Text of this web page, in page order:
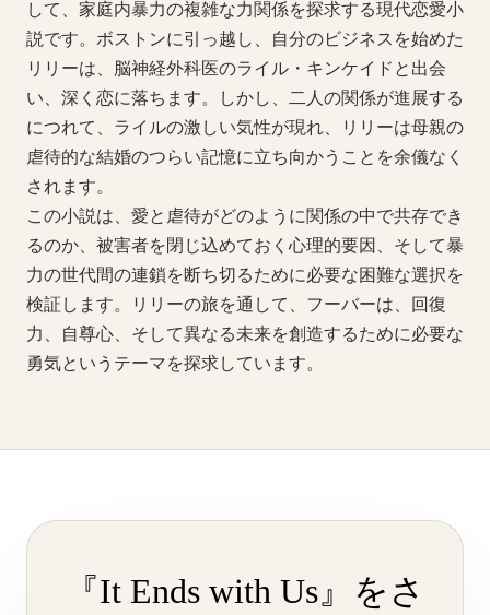
して、家庭内暴力の複雑な力関係を探求する現代恋愛小
説です。ボストンに引っ越し、自分のビジネスを始めた
リリーは、脳神経外科医のライル・キンケイドと出会
い、深く恋に落ちます。しかし、二人の関係が進展する
につれて、ライルの激しい気性が現れ、リリーは母親の
虐待的な結婚のつらい記憶に立ち向かうことを余儀なく
されます。
この小説は、愛と虐待がどのように関係の中で共存でき
るのか、被害者を閉じ込めておく心理的要因、そして暴
力の世代間の連鎖を断ち切るために必要な困難な選択を
検証します。リリーの旅を通して、フーバーは、回復
力、自尊心、そして異なる未来を創造するために必要な
勇気というテーマを探求しています。
『It Ends with Us』をさ